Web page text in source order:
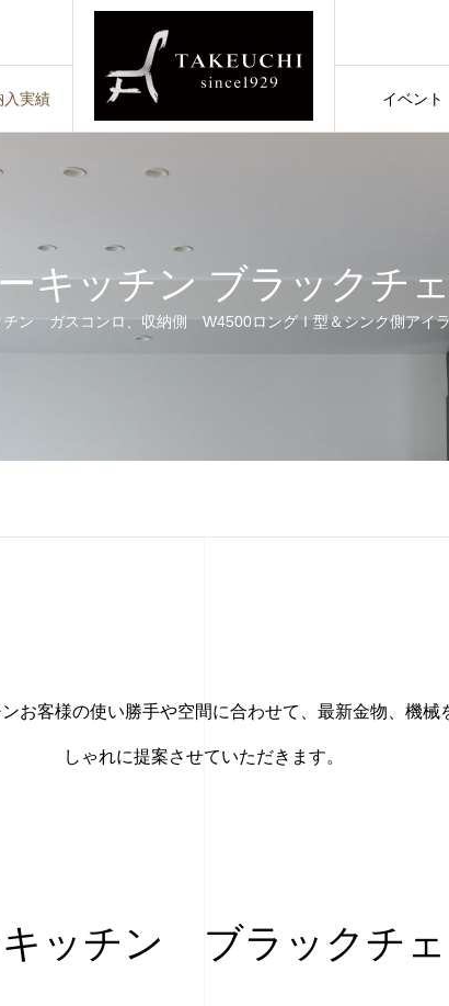
入実績
イベント
キッチン ブラックチ
チン ガスコンロ、収納側 W4500ロングＩ型＆シンク側アイ
お客様の使い勝手や空間に合わせて、最新金物、機械
しゃれに提案させていただきます。
ッチン ブラックチ